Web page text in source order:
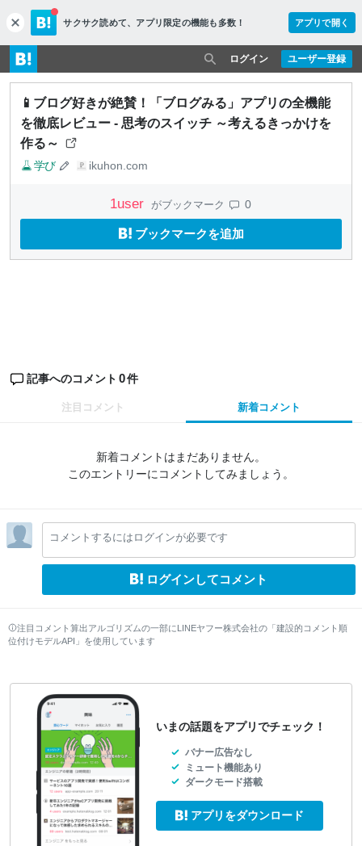
c
l
o
s
e
サクサク読めて、 アプリ限定の機能も多数！ アプリで開く
ユーザー登録
ログイン
📱ブログ好きが絶賛！「ブログみる」アプリの全機能
を徹底レビュー - 思考のスイッチ ～考えるきっかけを
作る～
学び ikuhon.com
1user がブックマーク 0
ブックマークを追加
記事へのコメント 0件
注目コメント 新着コメント
新着コメントはまだありません。
このエントリーにコメントしてみましょう。
コメントするにはログインが必要です
ログインしてコメント
注目コメント算出アルゴリズムの一部にLINEヤフー株式会社の「建設的コメント順
位付けモデルAPI」を使用しています
いまの話題をアプリでチェック！
バナー広告なし
ミュート機能あり
ダークモード搭載
アプリをダウンロード